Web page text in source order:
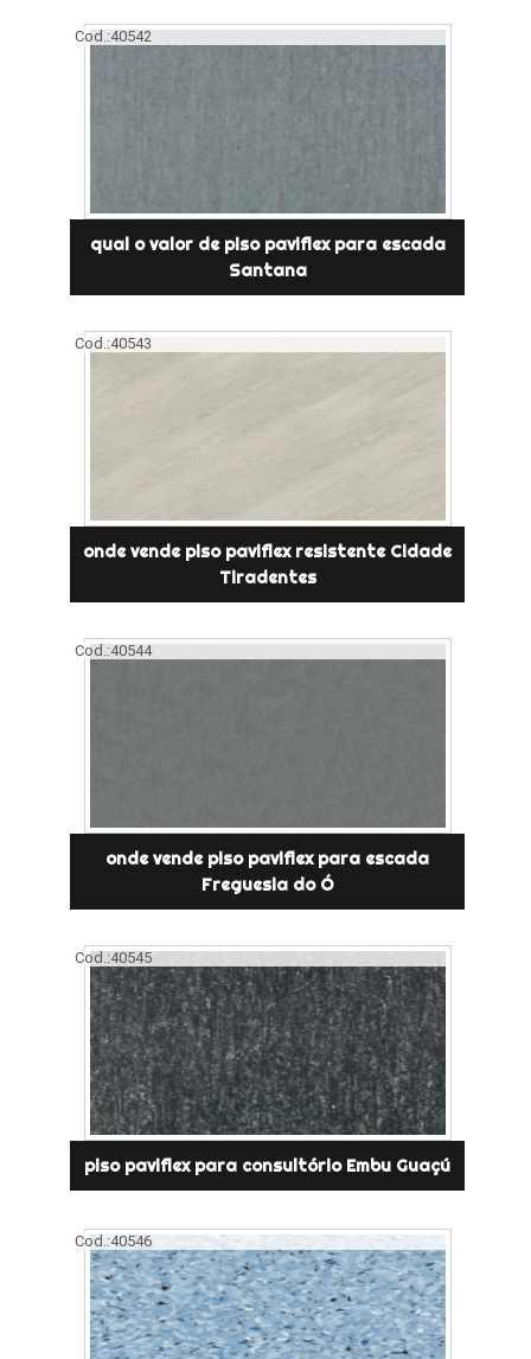
Cod.:40542
qual o valor de piso paviflex para escada
Santana
Cod.:40543
onde vende piso paviflex resistente Cidade
Tiradentes
Cod.:40544
onde vende piso paviflex para escada
Freguesia do Ó
Cod.:40545
piso paviflex para consultório Embu Guaçú
Cod.:40546